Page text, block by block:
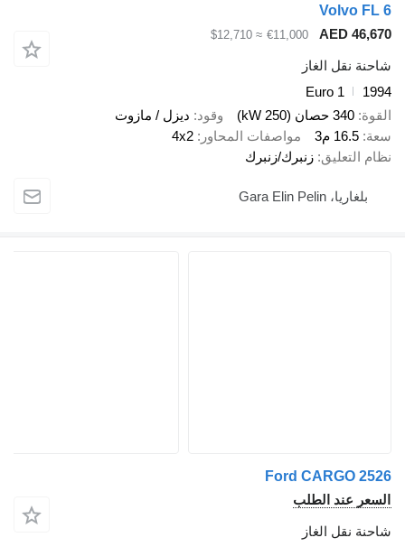
Volvo FL
AED
€11,000
≈ $12,710
نقل الغاز
Euro 1
340 حصان (250 kW) وقود ديزل / مازوت
16.5 م3 مواصفات المحاور 4x2
التعليق زنبرك/زنبرك
بلغاريا، Gara Elin Pelin
Ford CARGO
عند الطلب
نقل الغاز